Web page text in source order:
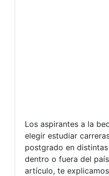
Los aspirantes a la
elegir estudiar
postgrado en
dentro o fuera del
artículo, te